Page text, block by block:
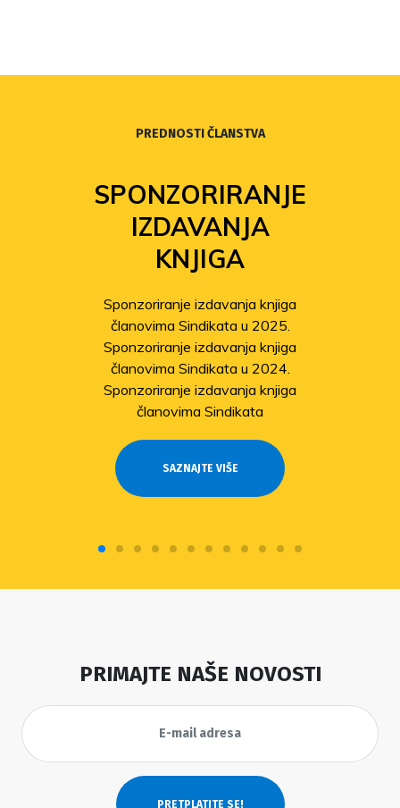
PREDNOSTI ČLANSTVA
SPONZORIRANJE
IZDAVANJA
KNJIGA
Sponzoriranje izdavanja knjiga
članovima Sindikata u 2025.
Sponzoriranje izdavanja knjiga
članovima Sindikata u 2024.
Sponzoriranje izdavanja knjiga
članovima Sindikata
SAZNAJTE VIŠE
PRIMAJTE NAŠE NOVOSTI